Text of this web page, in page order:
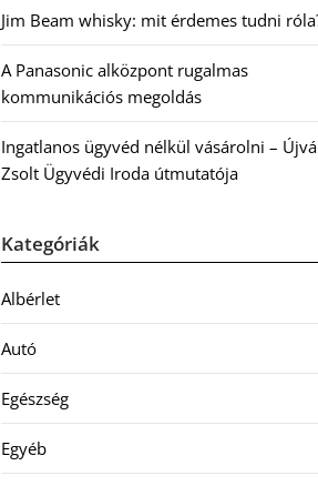
Jim Beam whisky: mit érdemes tudni
A Panasonic alközpont rugalmas
kommunikációs megoldás
Ingatlanos ügyvéd nélkül vásárolni –
Zsolt Ügyvédi Iroda útmutatója
Kategóriák
Albérlet
Autó
Egészség
Egyéb